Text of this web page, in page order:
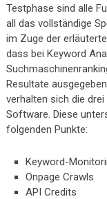
Testphase sind alle
all das vollständige
im Zuge der
dass bei Keyword
Resultate
verhalten sich die
Software. Diese
folgenden Punkte:
Keyword-
Onpage Crawls
API Credits